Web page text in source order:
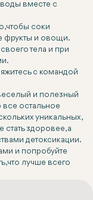
вместе с
чтобы соки
фрукты и овощи.
тела и при
с командой
и полезный
все остальное
уникальных,
здоровее, а
детоксикации.
и попробуйте
что лучше всего